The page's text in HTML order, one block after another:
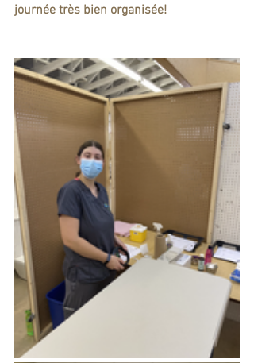
journée très bien organisée!